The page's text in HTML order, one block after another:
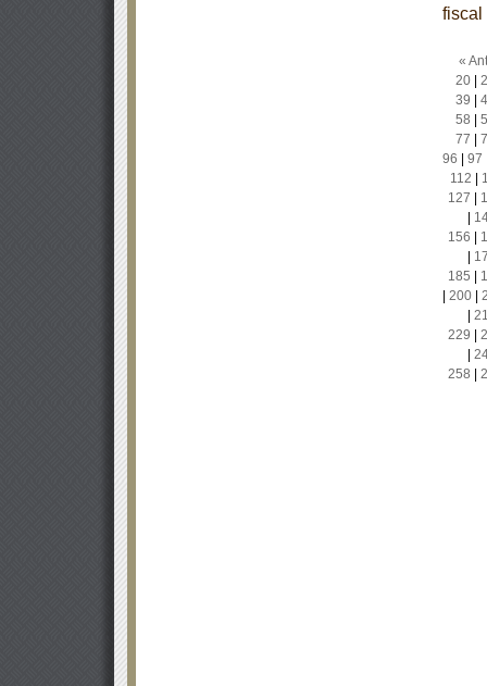
«
20|
39
58
77
96
97
112
127
156
185
200|
229
258